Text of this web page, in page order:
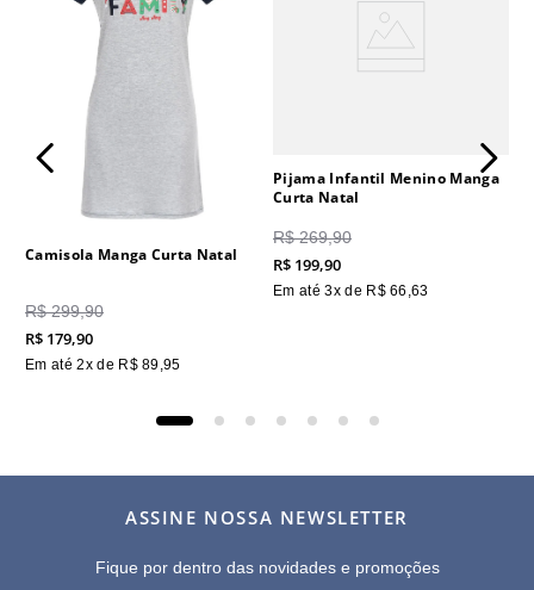
Camisola Manga Curta Natal
R$ 299,90
R$ 179,90
Em até2x de R$ 89,95
Pijama Infantil Menino Manga
Curta Natal
R$ 269,90
R$ 199,90
Em até3x de R$ 66 ,63
ASSINE NOSSA NEWSLETTER
Fique por dentro das novidades e promoções